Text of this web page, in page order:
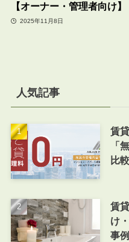
【オーナー・管理者向け】
2025年11月8日
人気記事
賃
「
比較
賃
け
事